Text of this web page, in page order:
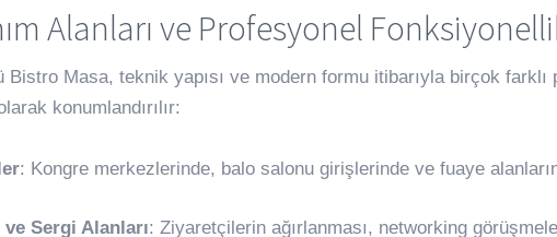
Alanları ve Profesyonel
Bistro Masa, teknik yapısı ve modern formu itibarıyla birçok
konumlandırılır:
: Kongre merkezlerinde, balo salonu girişlerinde ve fuaye
ve Sergi Alanları: Ziyaretçilerin ağırlanması, networking